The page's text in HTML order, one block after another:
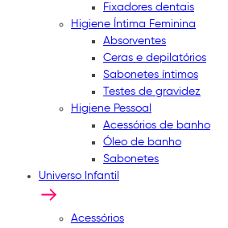
Fixadores dentais
Higiene Íntima Feminina
Absorventes
Ceras e depilatórios
Sabonetes íntimos
Testes de gravidez
Higiene Pessoal
Acessórios de banho
Óleo de banho
Sabonetes
Universo Infantil
Acessórios